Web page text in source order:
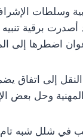
وسلطات
أصدرت برقية
اضطرها إلى
إلى اتفاق
وحل بعض
في شلل شبه تام